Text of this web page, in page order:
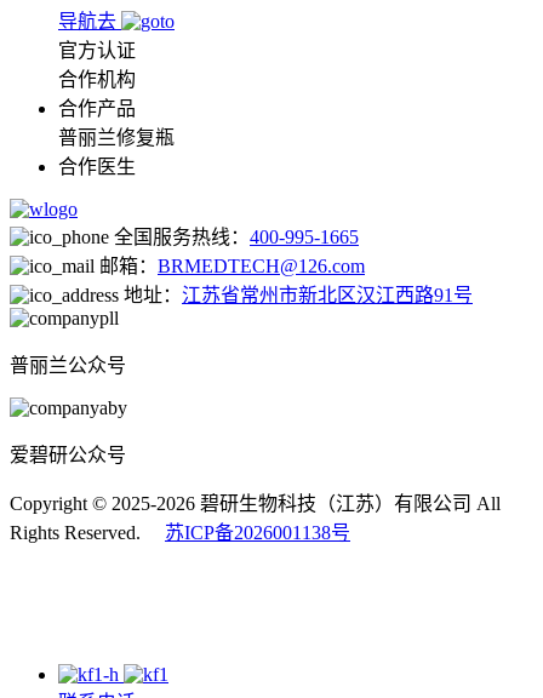
导航去
官方认证
合作机构
合作产品
普丽兰修复瓶
合作医生
全国服务热线： 400-995-1665
邮箱： BRMEDTECH@126.com
地址： 江苏省常州市新北区汉江西路91号
普丽兰公众号
爱碧研公众号
Copyright © 2025-2026 碧研生物科技（江苏）有限公司 All
Rights Reserved. 苏ICP备2026001138号